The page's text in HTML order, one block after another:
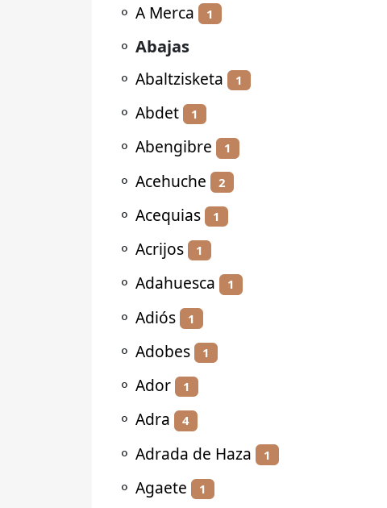
⚬ A Merca 1
⚬ Abajas
⚬ Abaltzisketa 1
⚬ Abdet 1
⚬ Abengibre 1
⚬ Acehuche 2
⚬ Acequias 1
⚬ Acrijos 1
⚬ Adahuesca 1
⚬ Adiós 1
⚬ Adobes 1
⚬ Ador 1
⚬ Adra 4
⚬ Adrada de Haza 1
⚬ Agaete 1